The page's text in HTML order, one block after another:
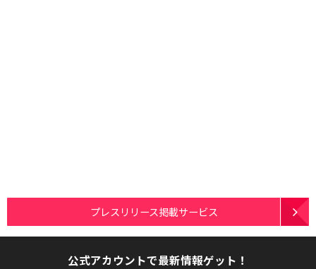
プレスリリース掲載サービス
公式アカウントで最新情報ゲット！